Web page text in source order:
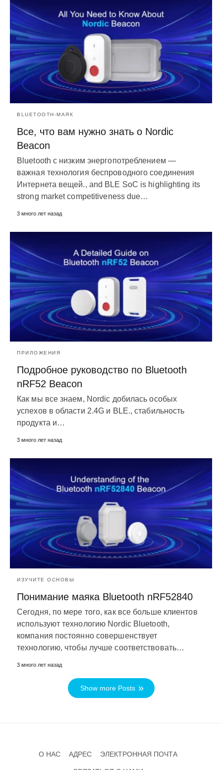
BLUETOOTH-МАЯК
Все, что вам нужно знать о Nordic
Beacon
Bluetooth с низким энергопотреблением —
важная технология беспроводного соединения
Интернета вещей., and BLE SoC is highlighting its
strong market competitiveness due…
3 много лет назад
ПРИЛОЖЕНИЯ
Подробное руководство по Bluetooth
nRF52 Beacon
Как мы все знаем, Nordic добилась особых
успехов в области 2.4G и BLE., стабильность
продукта и…
3 много лет назад
ИЗУЧИТЕ ОСНОВЫ
Понимание маяка Bluetooth nRF52840
Сегодня, по мере того, как все больше клиентов
используют технологию Nordic Bluetooth,
компания постоянно совершенствует
технологию, чтобы лучше соответствовать…
3 много лет назад
Show more Posts
О НАС АДРЕС ЭЛЕКТРОННАЯ ПОЧТА